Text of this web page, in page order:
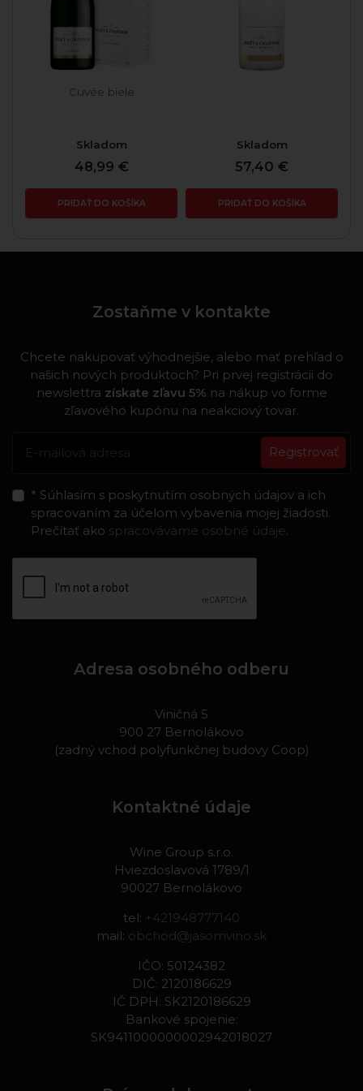
Cuvée biele
Skladom
48,99 €
PRIDAŤ DO KOŠÍKA
Skladom
57,40 €
PRIDAŤ DO KOŠÍKA
Zostaňme v kontakte
Chcete nakupovať výhodnejšie, alebo mať prehľad o
našich nových produktoch? Pri prvej registrácii do
newslettra získate zľavu 5% na nákup vo forme
zľavového kupónu na neakciový tovar.
Registrovať
* Súhlasím s poskytnutím osobných údajov a ich
spracovaním za účelom vybavenia mojej žiadosti.
Prečítať ako spracovávame osobné údaje.
Adresa osobného odberu
Viničná 5
900 27 Bernolákovo
(zadný vchod polyfunkčnej budovy Coop)
Kontaktné údaje
Wine Group s.r.o.
Hviezdoslavová 1789/1
90027 Bernolákovo
tel: +421948777140
mail: obchod@jasomvino.sk
IČO: 50124382
DIČ: 2120186629
IČ DPH: SK2120186629
Bankové spojenie:
SK9411000000002942018027